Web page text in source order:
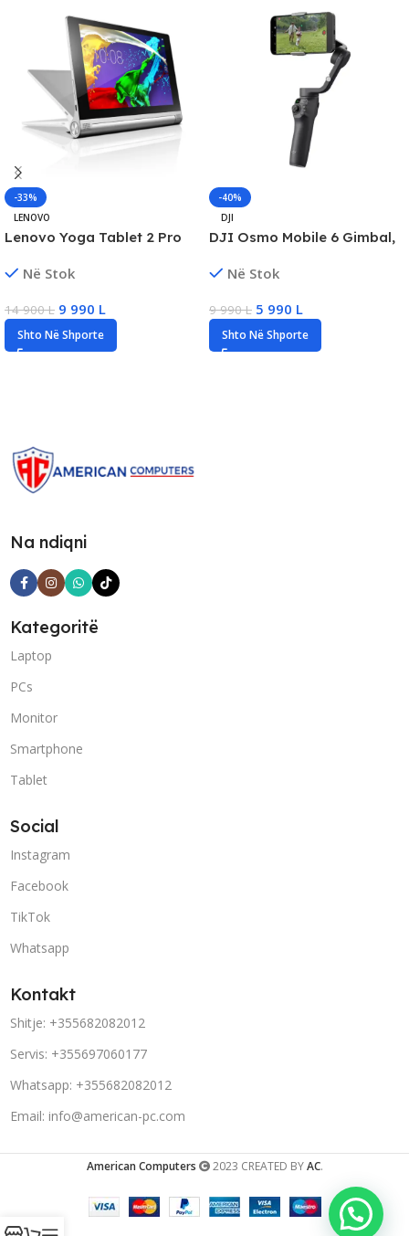
-33%
LENOVO
Lenovo Yoga Tablet 2 Pro
32GB Storage, New
Në Stok
14 900L 9 990 L
Shto Në Shporte
-40%
DJI
DJI Osmo Mobile 6 Gimbal,
Në Stok
9 990L 5 990 L
Shto Në Shporte
Na ndiqni
Kategoritë
Laptop
PCs
Monitor
Smartphone
Tablet
Social
Instagram
Facebook
TikTok
Whatsapp
Kontakt
Shitje: +355682082012
Servis: +355697060177
Whatsapp: +355682082012
Email: info@american-pc.com
American Computers 2023 CREATED BYAC.
Porosit në Whatsapp!